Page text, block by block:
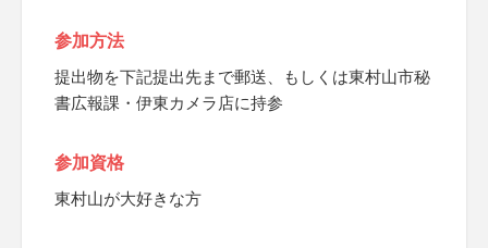
参加方法
提出物を下記提出先まで郵送、もしくは東村山市秘
書広報課・伊東カメラ店に持参
参加資格
東村山が大好きな方